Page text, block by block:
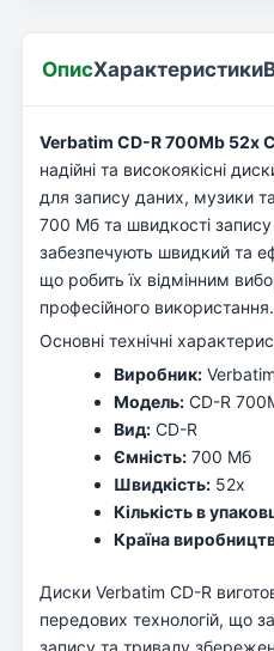
ОписХарактеристики
Verbatim CD-R 700Mb 52x
надійні та високоякісні
для запису даних, музики
700 Мб та швидкості
забезпечують швидкий та
що робить їх відмінним
професійного використання.
Основні технічні
Виробник: Verbatim
Модель: CD-R
Вид: CD-R
Ємність: 700 Мб
Швидкість: 52x
Кількість в
Країна
Диски Verbatim CD-R
передових технологій, що
запису та тривалу